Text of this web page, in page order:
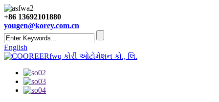
+86 13692101880
yougen@korey.com.cn
English
કોરી ઓટોમેશન કો., લિ.